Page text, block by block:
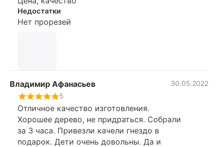
Недостатки
Нет прорезей
Владимир Афанасьев
30.05.2022
5
Отличное качество изготовления.
Хорошее дерево, не придраться. Собрали
за 3 часа. Привезли качели гнездо в
подарок. Дети очень довольны. Да и